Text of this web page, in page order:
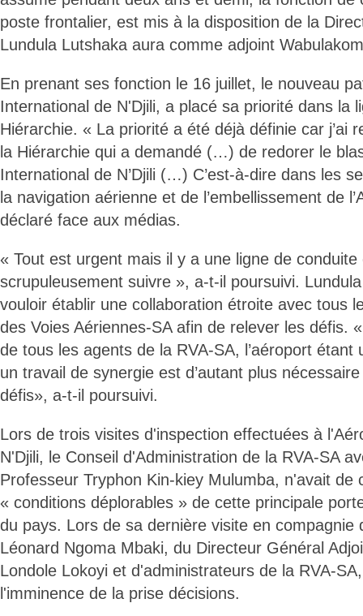
poste frontalier, est mis à la disposition de la
Lundula Lutshaka aura comme adjoint
En prenant ses fonction le 16 juillet, le nouveau
International de N'Djili, a placé sa priorité dans la
Hiérarchie. « La priorité a été déjà définie car j’ai
la Hiérarchie qui a demandé (…) de redorer le
International de N’Djili (…) C’est-à-dire dans les
la navigation aérienne et de l’embellissement de
déclaré face aux médias.
« Tout est urgent mais il y a une ligne de conduite
scrupuleusement suivre », a-t-il poursuivi.
vouloir établir une collaboration étroite avec tous
des Voies Aériennes-SA afin de relever les défis. «
de tous les agents de la RVA-SA, l’aéroport étant
un travail de synergie est d’autant plus
défis», a-t-il poursuivi.
Lors de trois visites d'inspection effectuées à
N'Djili, le Conseil d'Administration de la RVA-SA
Professeur Tryphon Kin-kiey Mulumba, n'avait de
« conditions déplorables » de cette principale
du pays. Lors de sa dernière visite en compagnie
Léonard Ngoma Mbaki, du Directeur Général
Londole Lokoyi et d'administrateurs de la RVA-
l'imminence de la prise décisions.